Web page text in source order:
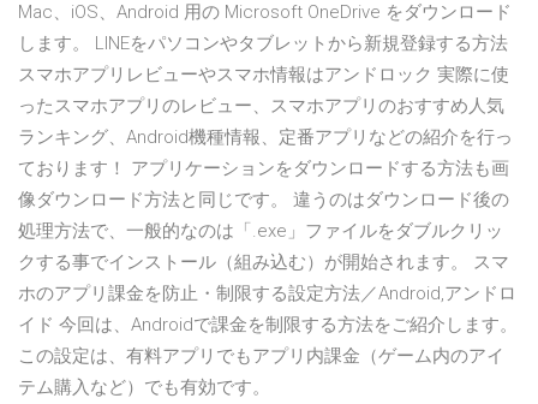
Mac、iOS、Android 用の Microsoft OneDrive をダウンロード
します。 LINEをパソコンやタブレットから新規登録する方法
スマホアプリレビューやスマホ情報はアンドロック 実際に使
ったスマホアプリのレビュー、スマホアプリのおすすめ人気
ランキング、Android機種情報、定番アプリなどの紹介を行っ
ております！ アプリケーションをダウンロードする方法も画
像ダウンロード方法と同じです。 違うのはダウンロード後の
処理方法で、一般的なのは「.exe」ファイルをダブルクリッ
クする事でインストール（組み込む）が開始されます。 スマ
ホのアプリ課金を防止・制限する設定方法／Android,アンドロ
イド 今回は、Androidで課金を制限する方法をご紹介します。
この設定は、有料アプリでもアプリ内課金（ゲーム内のアイ
テム購入など）でも有効です。